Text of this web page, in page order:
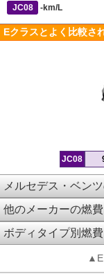
JC08
-km/L
Eクラスとよく比較さ
JC08
メルセデス・ベン
他のメーカーの燃
ボディタイプ別燃
▲E